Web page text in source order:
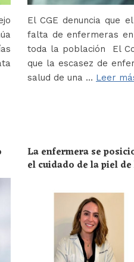
El CGE denuncia que
falta de enfermeras
toda la población El
que la escasez de
salud de una … Leer
La enfermera se
el cuidado de la piel